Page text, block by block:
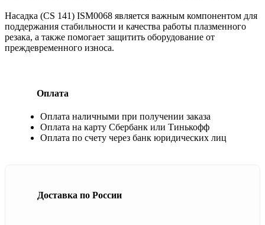
Насадка (CS 141) ISM0068 является важным компонентом для
поддержания стабильности и качества работы плазменного
резака, а также помогает защитить оборудование от
преждевременного износа.
Оплата
Оплата наличными при получении заказа
Оплата на карту Сбербанк или Тинькофф
Оплата по счету через банк юридических лиц
Доставка по России